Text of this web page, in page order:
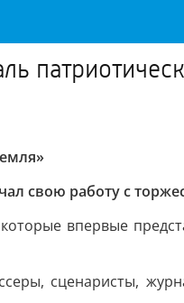
свою работу с
впервые
сценаристы,